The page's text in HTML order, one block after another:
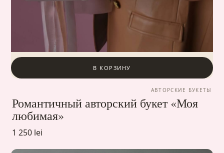
В КОРЗИНУ
АВТОРСКИЕ БУКЕТЫ
Романтичный авторский букет «Моя
любимая»
1 250 lei